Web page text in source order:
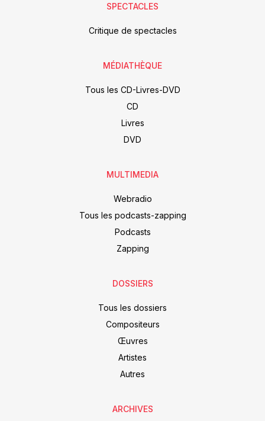
SPECTACLES
Critique de spectacles
MÉDIATHÈQUE
Tous les CD-Livres-DVD
CD
Livres
DVD
MULTIMEDIA
Webradio
Tous les podcasts-zapping
Podcasts
Zapping
DOSSIERS
Tous les dossiers
Compositeurs
Œuvres
Artistes
Autres
ARCHIVES